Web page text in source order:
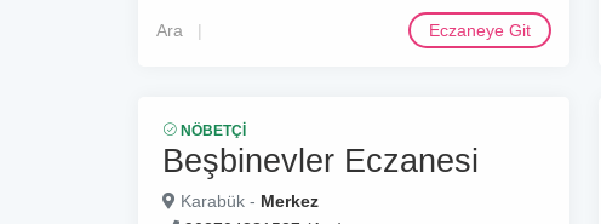
Ara Eczaneye Git
NÖBETÇI
Beşbinevler Eczanesi
Karabük - Merkez